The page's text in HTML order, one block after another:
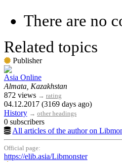
There are no
Related topics
Publisher
Asia Online
Almata, Kazakhstan
872 views → rating
04.12.2017 (3169 days ago)
History → other headings
0 subscribers
All articles of the author on
Official page:
https://elib.asia/Libmonster